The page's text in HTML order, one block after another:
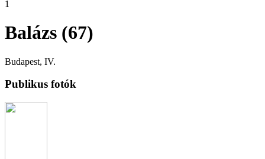
1
Balázs (67)
Budapest, IV.
Publikus fotók